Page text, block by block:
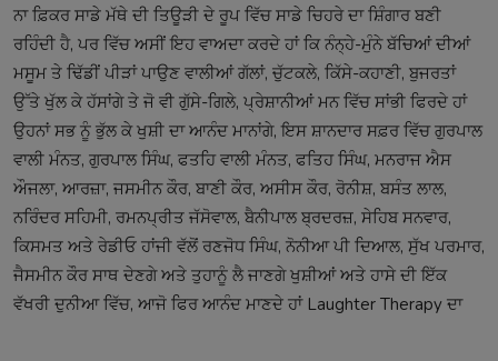
ਨਾ ਫ਼ਿਕਰ ਸਾਡੇ ਮੱਥੇ ਦੀ ਤਿਊੜੀ ਦੇ ਰੂਪ ਵਿੱਚ ਸਾਡੇ ਚਿਹਰੇ ਦਾ ਸ਼ਿੰਗਾਰ ਬਣੀ
ਰਹਿੰਦੀ ਹੈ, ਪਰ ਵਿੱਚ ਅਸੀਂ ਇਹ ਵਾਅਦਾ ਕਰਦੇ ਹਾਂ ਕਿ ਨੰਨ੍ਹੇ-ਮੁੰਨੇ ਬੱਚਿਆਂ ਦੀਆਂ
ਮਸੂਮ ਤੇ ਢਿੱਡੀਂ ਪੀੜਾਂ ਪਾਉਣ ਵਾਲੀਆਂ ਗੱਲਾਂ, ਚੁੱਟਕਲੇ, ਕਿੱਸੇ-ਕਹਾਣੀ, ਬੁਜਰਤਾਂ
ਉੱਤੇ ਖੁੱਲ ਕੇ ਹੱਸਾਂਗੇ ਤੇ ਜੋ ਵੀ ਗੁੱਸੇ-ਗਿਲੇ, ਪ੍ਰੇਸ਼ਾਨੀਆਂ ਮਨ ਵਿੱਚ ਸਾਂਭੀ ਫਿਰਦੇ ਹਾਂ
ਉਹਨਾਂ ਸਭ ਨੂੰ ਭੁੱਲ ਕੇ ਖੁਸ਼ੀ ਦਾ ਆਨੰਦ ਮਾਨਾਂਗੇ, ਇਸ ਸ਼ਾਨਦਾਰ ਸਫ਼ਰ ਵਿੱਚ ਗੁਰਪਾਲ
ਵਾਲੀ ਮੰਨਤ, ਗੁਰਪਾਲ ਸਿੰਘ, ਫਤਹਿ ਵਾਲੀ ਮੰਨਤ, ਫਤਿਹ ਸਿੰਘ, ਮਨਰਾਜ ਐਸ
ਔਜਲਾ, ਆਰਜ਼ਾ, ਜਸਮੀਨ ਕੌਰ, ਬਾਣੀ ਕੌਰ, ਅਸੀਸ ਕੌਰ, ਰੋਨੀਸ਼, ਬਸੰਤ ਲਾਲ,
ਨਰਿੰਦਰ ਸਹਿਮੀ, ਰਮਨਪ੍ਰੀਤ ਜੱਸੋਵਾਲ, ਬੈਨੀਪਾਲ ਬ੍ਰਦਰਜ਼, ਸੇਹਿਬ ਸਨਵਾਰ,
ਕਿਸਮਤ ਅਤੇ ਰੇਡੀਓ ਹਾਂਜੀ ਵੱਲੋਂ ਰਣਜੋਧ ਸਿੰਘ, ਨੋਨੀਆ ਪੀ ਦਿਆਲ, ਸੁੱਖ ਪਰਮਾਰ,
ਜੈਸਮੀਨ ਕੌਰ ਸਾਥ ਦੇਣਗੇ ਅਤੇ ਤੁਹਾਨੂੰ ਲੈ ਜਾਣਗੇ ਖੁਸ਼ੀਆਂ ਅਤੇ ਹਾਸੇ ਦੀ ਇੱਕ
ਵੱਖਰੀ ਦੁਨੀਆ ਵਿੱਚ, ਆਜੋ ਫਿਰ ਆਨੰਦ ਮਾਣਦੇ ਹਾਂ Laughter Therapy ਦਾ